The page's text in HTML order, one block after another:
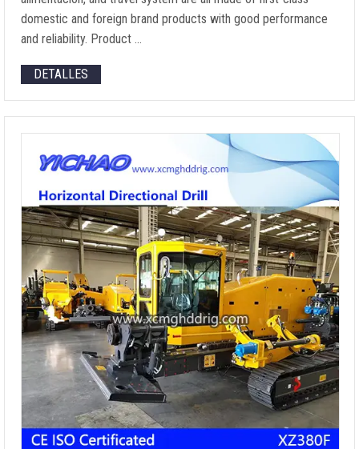
domestic and foreign brand products with good performance
and reliability. Product …
DETALLES